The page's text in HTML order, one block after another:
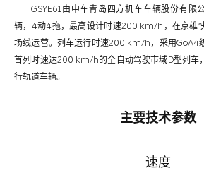
GSYE61由中车青岛四方机车车辆股份有限
辆，4动4拖，最高设计时速200 km/h，在京雄
场线运营。列车运行时速200 km/h，采用GoA4
首列时速达200 km/h的全自动驾驶市域D型列车
行轨道车辆。
主要技术参数
速度